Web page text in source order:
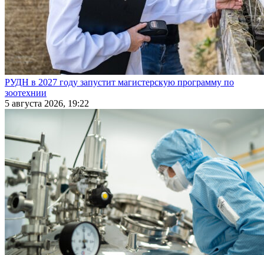
РУДН в 2027 году запустит магистерскую программу по
зоотехнии
5 августа 2026, 19:22